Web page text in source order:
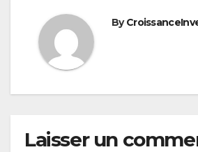
By
Laisser un